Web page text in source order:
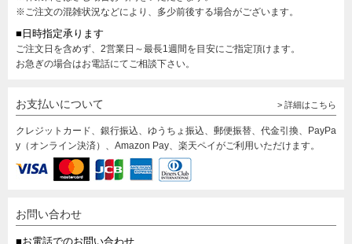
※ご注文の混雑状況などにより、多少前後する場合がございます。
■日時指定承ります
ご注文日を含めず、2営業日～最長1週間を目安にご指定頂けます。
お急ぎの場合はお電話にてご相談下さい。
お支払いについて > 詳細はこちら
クレジットカード、銀行振込、ゆうちょ振込、郵便振替、代金引換、PayPa
y（オンライン決済）、Amazon Pay、楽天ペイがご利用いただけます。
お問い合わせ
■お電話でのお問い合わせ